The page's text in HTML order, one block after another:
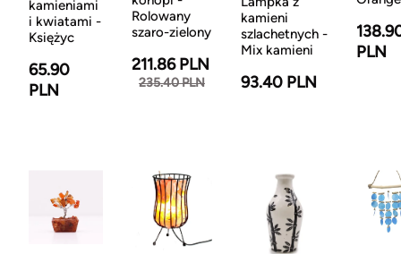
kamieniami
i kwiatami -
Księżyc
65.90
PLN
Rolowany
szaro-zielony
211.86 PLN
235.40 PLN
kamieni
szlachetnych -
Mix kamieni
93.40 PLN
PLN